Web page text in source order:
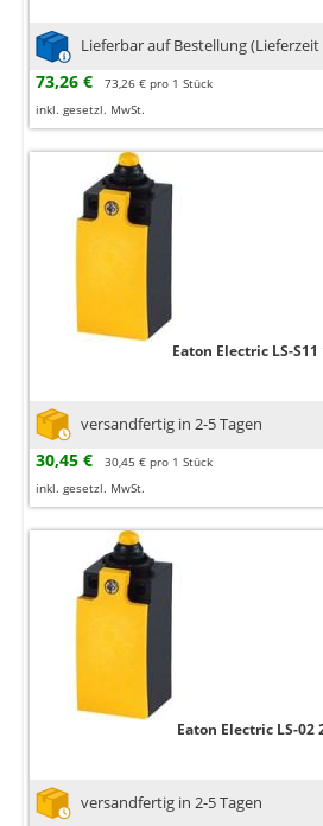
Lieferbar auf Bestellung
73,26 €
73,26 € pro 1 Stück
inkl. gesetzl. MwSt.
Eaton Electric LS-S11
versandfertig in 2-5 Tagen
30,45 €
30,45 € pro 1 Stück
inkl. gesetzl. MwSt.
Eaton Electric LS-02
versandfertig in 2-5 Tagen